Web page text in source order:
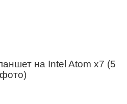
на Intel Atom x7 (5
фото)